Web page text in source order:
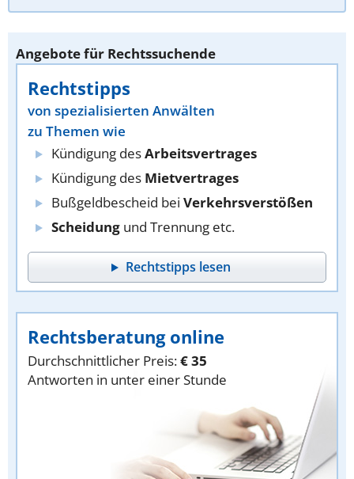
Angebote für Rechtssuchende
Rechtstipps
von spezialisierten Anwälten
zu Themen wie
Kündigung desArbeitsvertrages
Kündigung des Mietvertrages
Bußgeldbescheid bei Verkehrsverstößen
Scheidung und Trennung etc.
Rechtstipps lesen
Rechtsberatung online
Durchschnittlicher Preis:€ 35
Antworten in unter einer Stunde